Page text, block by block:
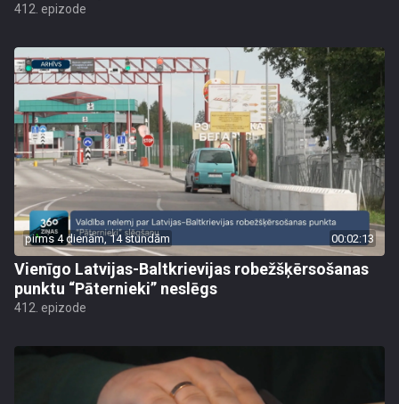
412. epizode
pirms 4 dienām, 14 stundām 00:02:13
Vienīgo Latvijas-Baltkrievijas robežšķērsošanas
punktu “Pāternieki” neslēgs
412. epizode